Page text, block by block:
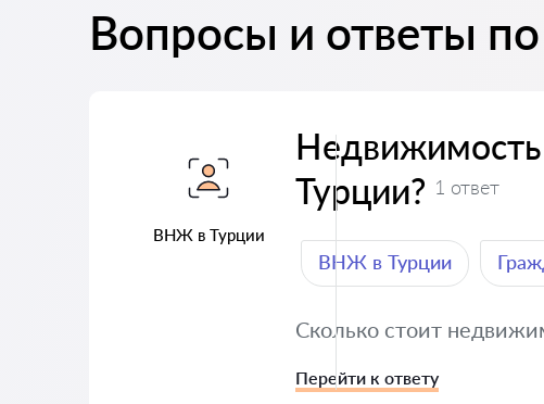
Вопросы и ответы
ВНЖ в Турции
Турции? 1 ответ
ВНЖ в Турции
Сколько стоит
Перейти к ответу